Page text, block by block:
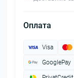
Оплата
Visa
GooglePay